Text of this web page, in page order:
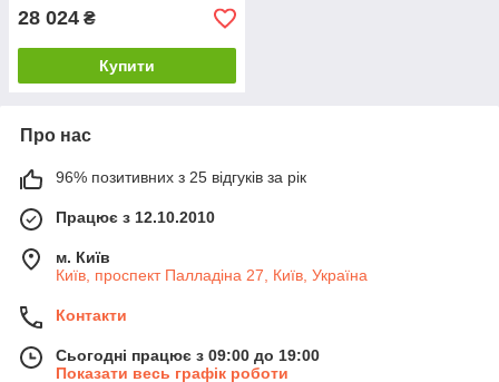
28 024 ₴
Купити
Про нас
96% позитивних з 25 відгуків за рік
Працює з 12.10.2010
м. Київ
Київ, проспект Палладіна 27, Київ, Україна
Контакти
Сьогодні працює з 09:00 до 19:00
Показати весь графік роботи